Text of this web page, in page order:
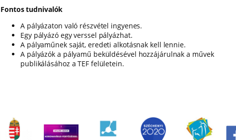
Fontos tudnivalók
A pályázaton való részvétel ingyenes.
Egy pályázó egy verssel pályázhat.
A pályaműnek saját, eredeti alkotásnak kell lennie.
A pályázók a pályamű beküldésével hozzájárulnak a művek
publikálásához a TEF felületein.